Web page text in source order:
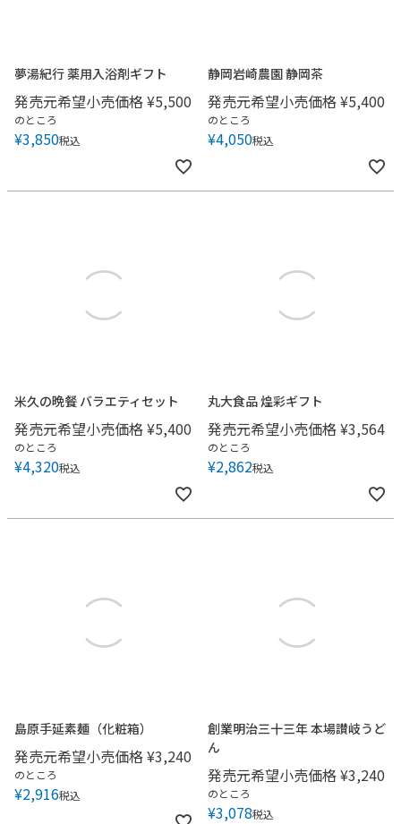
夢湯紀行 薬用入浴剤ギフト
発売元希望小売価格¥5,500
のところ
¥3,850税込
静岡岩崎農園 静岡茶
発売元希望小売価格¥5,400
のところ
¥4,050税込
米久の晩餐 バラエティセット
発売元希望小売価格¥5,400
のところ
¥4,320税込
丸大食品 煌彩ギフト
発売元希望小売価格¥3,564
のところ
¥2,862税込
島原手延素麺（化粧箱）
発売元希望小売価格¥3,240
のところ
¥2,916税込
創業明治三十三年 本場讃岐うど
ん
発売元希望小売価格¥3,240
のところ
¥3,078税込